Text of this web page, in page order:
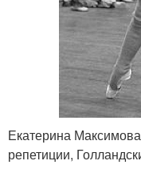
Екатерина
репетиции,